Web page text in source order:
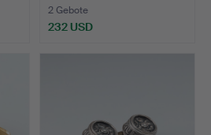
2 Gebote
232 USD